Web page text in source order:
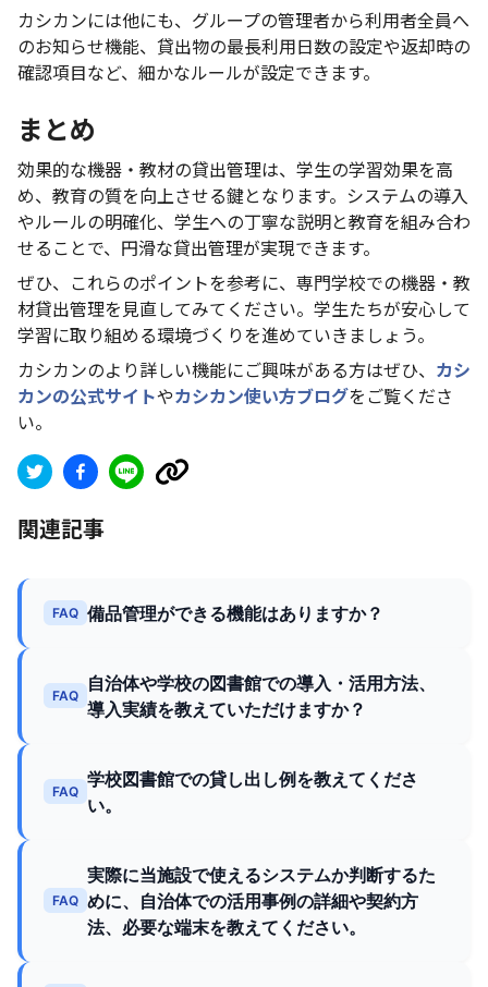
カシカンには他にも、グループの管理者から利用者全員へ
のお知らせ機能、貸出物の最長利用日数の設定や返却時の
確認項目など、細かなルールが設定できます。
まとめ
効果的な機器・教材の貸出管理は、学生の学習効果を高
め、教育の質を向上させる鍵となります。システムの導入
やルールの明確化、学生への丁寧な説明と教育を組み合わ
せることで、円滑な貸出管理が実現できます。
ぜひ、これらのポイントを参考に、専門学校での機器・教
材貸出管理を見直してみてください。学生たちが安心して
学習に取り組める環境づくりを進めていきましょう。
カシカンのより詳しい機能にご興味がある方はぜひ、 カシ
カンの公式サイトやカシカン使い方ブログをご覧くださ
い。
関連記事
FAQ 備品管理ができる機能はありますか？
FAQ
自治体や学校の図書館での導入・活用方法、
導入実績を教えていただけますか？
FAQ
学校図書館での貸し出し例を教えてくださ
い。
FAQ
実際に当施設で使えるシステムか判断するた
めに、自治体での活用事例の詳細や契約方
法、必要な端末を教えてください。